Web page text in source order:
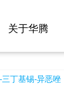
关于华腾
丁基锡-异恶唑